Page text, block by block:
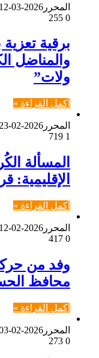
المحرر 2026-03-12
0
برقية
والمناضل
ولات”
أكمل القراءة »
المحرر 2026-02-23
1
المسألة
أكمل القراءة »
المحرر 2026-02-12
0
وفد من
محافظ
أكمل القراءة »
المحرر 2026-02-03
0